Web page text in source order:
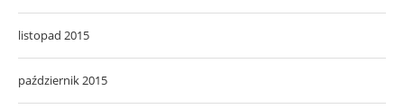
listopad 2015
październik 2015